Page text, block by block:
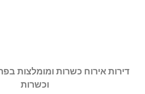
דירות אירוח כשרות ומומלצות
וכשרות